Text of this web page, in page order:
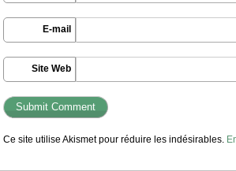
E-mail
Site Web
Ce site utilise Akismet pour réduire les indésirables.